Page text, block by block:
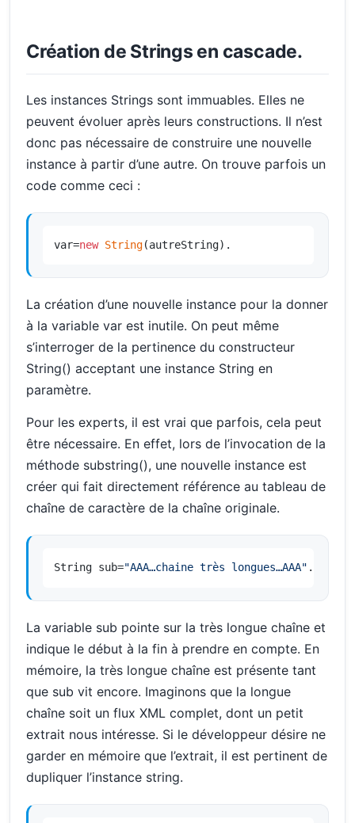
Création de Strings en cascade.
Les instances Strings sont immuables. Elles ne
peuvent évoluer après leurs constructions. Il n’est
donc pas nécessaire de construire une nouvelle
instance à partir d’une autre. On trouve parfois un
code comme ceci :
var=new String(autreString).
La création d’une nouvelle instance pour la donner
à la variable var est inutile. On peut même
s’interroger de la pertinence du constructeur
String() acceptant une instance String en
paramètre.
Pour les experts, il est vrai que parfois, cela peut
être nécessaire. En effet, lors de l’invocation de la
méthode substring(), une nouvelle instance est
créer qui fait directement référence au tableau de
chaîne de caractère de la chaîne originale.
String sub="AAA…chaine très longues…AAA" .
La variable sub pointe sur la très longue chaîne et
indique le début à la fin à prendre en compte. En
mémoire, la très longue chaîne est présente tant
que sub vit encore. Imaginons que la longue
chaîne soit un flux XML complet, dont un petit
extrait nous intéresse. Si le développeur désire ne
garder en mémoire que l’extrait, il est pertinent de
dupliquer l’instance string.